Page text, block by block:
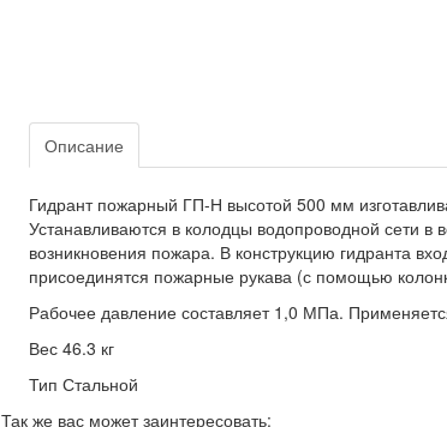
Описание
Гидрант пожарный ГП-Н высотой 500 мм
Устанавливаются в колодцы водопроводной сети в
возникновения пожара. В конструкцию гидранта
присоединятся пожарные рукава (с помощью
Рабочее давление составляет 1,0 МПа.
Вес 46.3 кг
Тип Стальной
Так же вас может заинтересовать: